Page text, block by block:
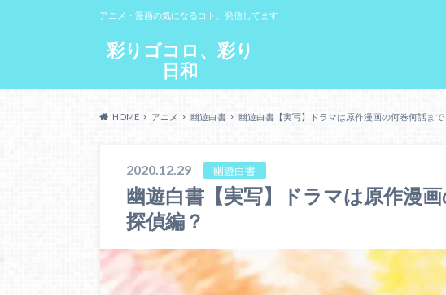
彩りゴコロ、彩り
日和
アニメ・漫画の気になるコト、発信してます
HOME アニメ 幽遊白書 幽遊白書【実写】ドラマは原作漫画の何巻何話まで
2020.12.29 幽遊白書
幽遊白書【実写】ドラマは原作漫
探偵編？